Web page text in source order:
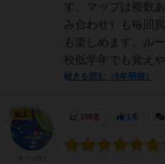
す。マップは複数
み合わせ）も毎回
も楽しめます。ル
校低学年でも覚え
続きを読む（6年弱前）
338名 1名
仙人